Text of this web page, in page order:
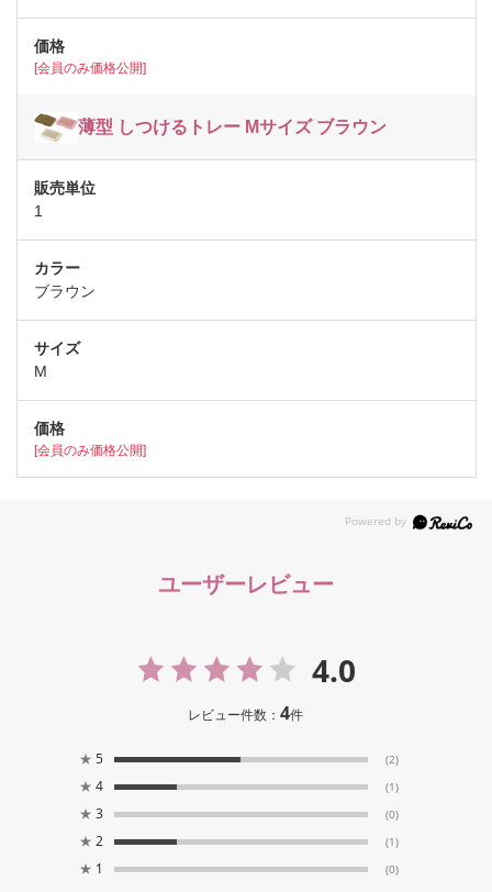
[会員のみ価格公開]
薄型 しつけるトレー Mサイズ ブラウン
1
ブラウン
M
[会員のみ価格公開]
ユーザーレビュー
4.0
レビュー件数：4件
★ 5 (2)
★ 4 (1)
★ 3 (0)
★ 2 (1)
★ 1 (0)